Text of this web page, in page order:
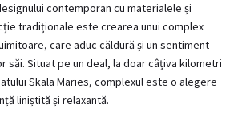
contemporan cu materialele și
tradiționale este crearea unui complex
care aduc căldură și un sentiment
săi. Situat pe un deal, la doar câțiva kilometri
Skala Maries, complexul este o alegere
liniștită și relaxantă.